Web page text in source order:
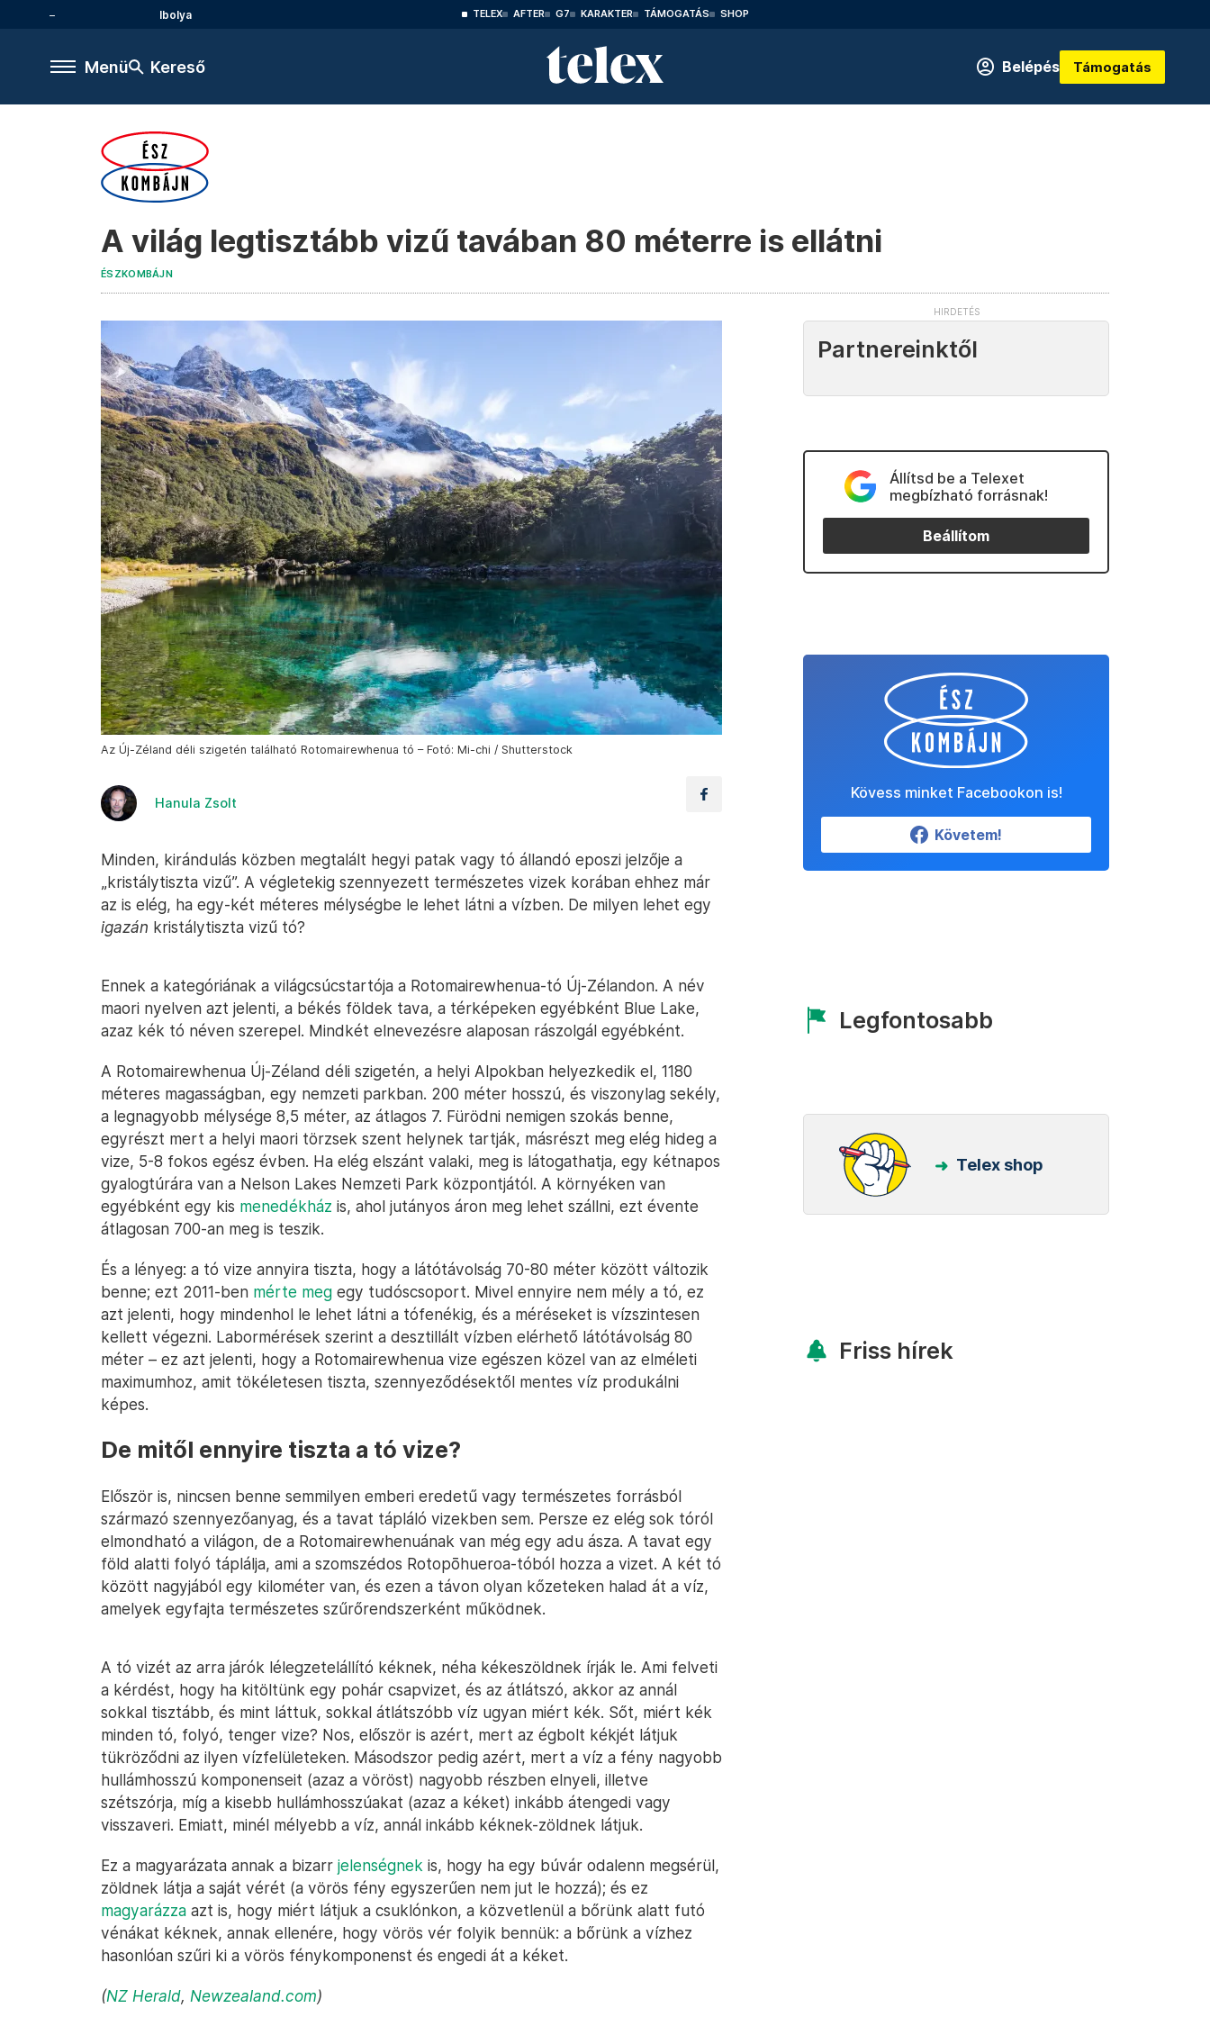
Ibolya TELEX AFTER G7 KARAKTER TÁMOGATÁS SHOP
Menü Kereső Belépés Támogatás
A világ legtisztább vizű tavában 80 méterre is ellátni
ÉSZKOMBÁJN
Az Új-Zéland déli szigetén található Rotomairewhenua tó – Fotó: Mi-chi / Shutterstock
Hanula Zsolt
Minden, kirándulás közben megtalált hegyi patak vagy tó állandó eposzi jelzője a
„kristálytiszta vizű”. A végletekig szennyezett természetes vizek korában ehhez már
az is elég, ha egy-két méteres mélységbe le lehet látni a vízben. De milyen lehet egy
igazán kristálytiszta vizű tó?
Ennek a kategóriának a világcsúcstartója a Rotomairewhenua-tó Új-Zélandon. A név
maori nyelven azt jelenti, a békés földek tava, a térképeken egyébként Blue Lake,
azaz kék tó néven szerepel. Mindkét elnevezésre alaposan rászolgál egyébként.
A Rotomairewhenua Új-Zéland déli szigetén, a helyi Alpokban helyezkedik el, 1180
méteres magasságban, egy nemzeti parkban. 200 méter hosszú, és viszonylag sekély,
a legnagyobb mélysége 8,5 méter, az átlagos 7. Fürödni nemigen szokás benne,
egyrészt mert a helyi maori törzsek szent helynek tartják, másrészt meg elég hideg a
vize, 5-8 fokos egész évben. Ha elég elszánt valaki, meg is látogathatja, egy kétnapos
gyalogtúrára van a Nelson Lakes Nemzeti Park központjától. A környéken van
egyébként egy kis menedékház is, ahol jutányos áron meg lehet szállni, ezt évente
átlagosan 700-an meg is teszik.
És a lényeg: a tó vize annyira tiszta, hogy a látótávolság 70-80 méter között változik
benne; ezt 2011-ben mérte meg egy tudóscsoport. Mivel ennyire nem mély a tó, ez
azt jelenti, hogy mindenhol le lehet látni a tófenékig, és a méréseket is vízszintesen
kellett végezni. Labormérések szerint a desztillált vízben elérhető látótávolság 80
méter – ez azt jelenti, hogy a Rotomairewhenua vize egészen közel van az elméleti
maximumhoz, amit tökéletesen tiszta, szennyeződésektől mentes víz produkálni
képes.
De mitől ennyire tiszta a tó vize?
Először is, nincsen benne semmilyen emberi eredetű vagy természetes forrásból
származó szennyezőanyag, és a tavat tápláló vizekben sem. Persze ez elég sok tóról
elmondható a világon, de a Rotomairewhenuának van még egy adu ásza. A tavat egy
föld alatti folyó táplálja, ami a szomszédos Rotopōhueroa-tóból hozza a vizet. A két tó
között nagyjából egy kilométer van, és ezen a távon olyan kőzeteken halad át a víz,
amelyek egyfajta természetes szűrőrendszerként működnek.
A tó vizét az arra járók lélegzetelállító kéknek, néha kékeszöldnek írják le. Ami felveti
a kérdést, hogy ha kitöltünk egy pohár csapvizet, és az átlátszó, akkor az annál
sokkal tisztább, és mint láttuk, sokkal átlátszóbb víz ugyan miért kék. Sőt, miért kék
minden tó, folyó, tenger vize? Nos, először is azért, mert az égbolt kékjét látjuk
tükröződni az ilyen vízfelületeken. Másodszor pedig azért, mert a víz a fény nagyobb
hullámhosszú komponenseit (azaz a vöröst) nagyobb részben elnyeli, illetve
szétszórja, míg a kisebb hullámhosszúakat (azaz a kéket) inkább átengedi vagy
visszaveri. Emiatt, minél mélyebb a víz, annál inkább kéknek-zöldnek látjuk.
Ez a magyarázata annak a bizarr jelenségnek is, hogy ha egy búvár odalenn megsérül,
zöldnek látja a saját vérét (a vörös fény egyszerűen nem jut le hozzá); és ez
magyarázza azt is, hogy miért látjuk a csuklónkon, a közvetlenül a bőrünk alatt futó
vénákat kéknek, annak ellenére, hogy vörös vér folyik bennük: a bőrünk a vízhez
hasonlóan szűri ki a vörös fénykomponenst és engedi át a kéket.
(NZ Herald, Newzealand.com)
Partnereinktől
Állítsd be a Telexet
megbízható forrásnak!
Beállítom
Kövess minket Facebookon is!
Követem!
Legfontosabb
Telex shop
Friss hírek